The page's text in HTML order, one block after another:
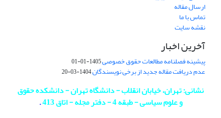
ارسال مقاله
تماس با ما
نقشه سایت
آخرین اخبار
پیشینه فصلنامه مطالعات حقوق خصوصی1405-01-01
عدم دریافت مقاله جدید از برخی نویسندگان1404-03-20
نشانی: تهران، خیابان انقلاب - دانشگاه تهران - دانشکده حقوق
و علوم سیاسی - طبقه 4 - دفتر مجله - اتاق 413
.